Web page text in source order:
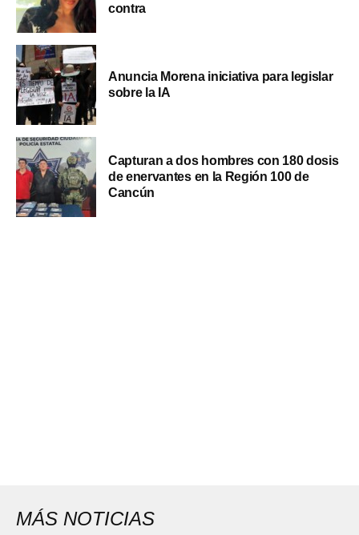
contra
Anuncia Morena iniciativa para legislar
sobre la IA
Capturan a dos hombres con 180 dosis
de enervantes en la Región 100 de
Cancún
MÁS NOTICIAS